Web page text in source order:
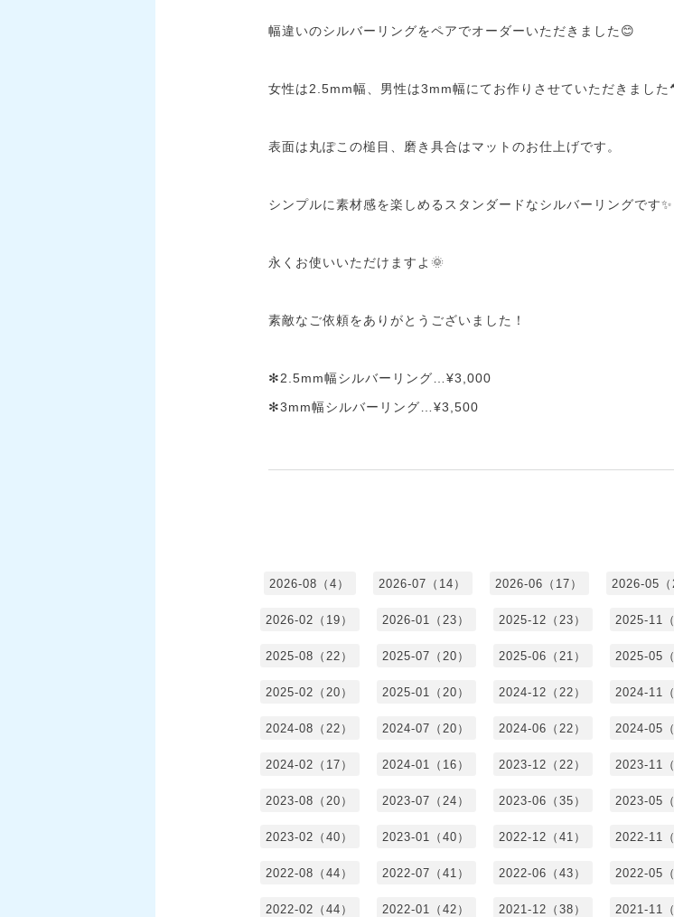
幅違いのシルバーリングをペアでオーダーいただきました😊
女性は2.5mm幅、男性は3mm幅にてお作りさせていただきました
表面は丸ぽこの槌目、磨き具合はマットのお仕上げです。
シンプルに素材感を楽しめるスタンダードなシルバーリングです✨
永くお使いいただけますよ🌞
素敵なご依頼をありがとうございました！
✻2.5mm幅シルバーリング…¥3,000
✻3mm幅シルバーリング…¥3,500
2026-08（4） 2026-07（14） 2026-06（17） 2026-05（
2026-02（19） 2026-01（23） 2025-12（23） 2025-11（
2025-08（22） 2025-07（20） 2025-06（21） 2025-05（
2025-02（20） 2025-01（20） 2024-12（22） 2024-11（
2024-08（22） 2024-07（20） 2024-06（22） 2024-05（
2024-02（17） 2024-01（16） 2023-12（22） 2023-11（
2023-08（20） 2023-07（24） 2023-06（35） 2023-05（
2023-02（40） 2023-01（40） 2022-12（41） 2022-11（
2022-08（44） 2022-07（41） 2022-06（43） 2022-05（
2022-02（44） 2022-01（42） 2021-12（38） 2021-11（